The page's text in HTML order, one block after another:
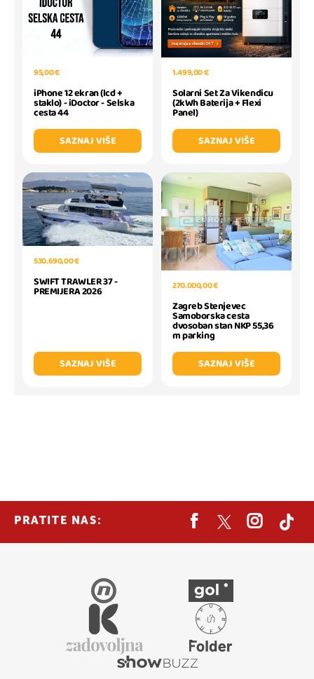
95,00 €
iPhone 12 ekran (lcd +
staklo) - iDoctor - Selska
cesta 44
SAZNAJ VIŠE
1.499,00 €
Solarni Set Za Vikendicu
(2kWh Baterija + Flexi
Panel)
SAZNAJ VIŠE
530.690,00 €
SWIFT TRAWLER 37 -
PREMIJERA 2026
SAZNAJ VIŠE
270.000,00 €
Zagreb Stenjevec
Samoborska cesta
dvosoban stan NKP 55,36
m parking
SAZNAJ VIŠE
PRATITE NAS: